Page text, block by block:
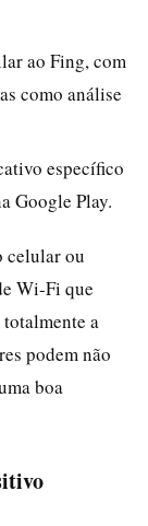
ao Fing, com
como análise
específico
Google Play.
celular ou
Wi-Fi que
a
podem não
boa